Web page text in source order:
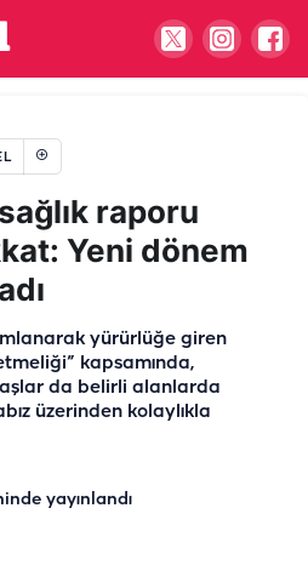
raporu
Yeni dönem
yürürlüğe giren
kapsamında,
da belirli alanlarda
üzerinden kolaylıkla
yayınlandı
kıdemli başçavuşa veda!